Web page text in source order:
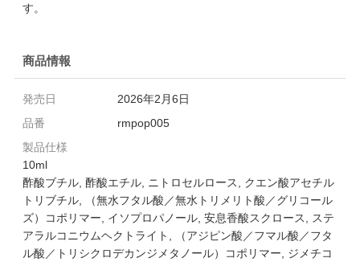
す。
商品情報
発売日
2026年2月6日
品番
rmpop005
製品仕様
10ml
酢酸ブチル, 酢酸エチル, ニトロセルロース, クエン酸アセチル
トリブチル, （無水フタル酸／無水トリメリト酸／グリコール
ズ）コポリマー, イソプロパノール, 安息香酸スクロース, ステ
アラルコニウムヘクトライト, （アジピン酸／フマル酸／フタ
ル酸／トリシクロデカンジメタノール）コポリマー, ジメチコ